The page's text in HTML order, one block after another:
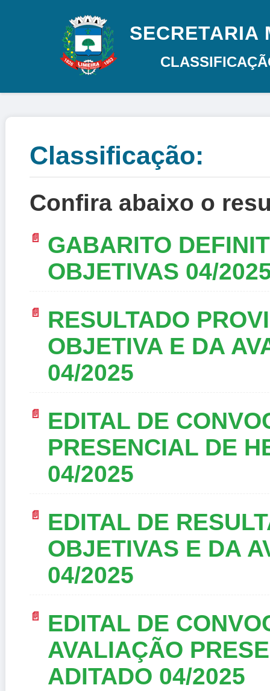
SECRETARIA
Classificação:
Confira abaixo o
GABARITO
OBJETIVAS 04/
RESULTADO
OBJETIVA E DA
04/2025
EDITAL DE
PRESENCIAL DE
04/2025
EDITAL DE
OBJETIVAS E DA
04/2025
EDITAL DE
AVALIAÇÃO
ADITADO 04/2025